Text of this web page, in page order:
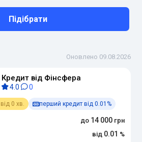
Підібрати
Оновлено 09.08.2026
Кредит від Фінсфера
4.0 0
0 хв. перший кредит від 0.01%
14 000
0.01